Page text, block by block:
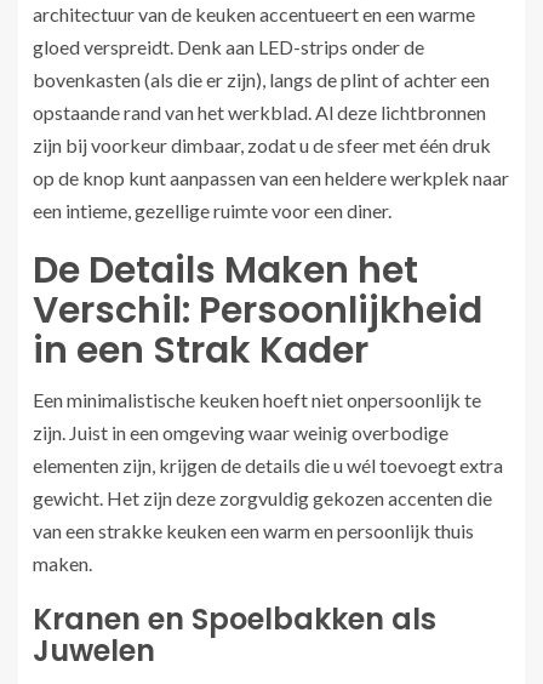
architectuur van de keuken accentueert en een warme
gloed verspreidt. Denk aan LED-strips onder de
bovenkasten (als die er zijn), langs de plint of achter een
opstaande rand van het werkblad. Al deze lichtbronnen
zijn bij voorkeur dimbaar, zodat u de sfeer met één druk
op de knop kunt aanpassen van een heldere werkplek naar
een intieme, gezellige ruimte voor een diner.
De Details Maken het
Verschil: Persoonlijkheid
in een Strak Kader
Een minimalistische keuken hoeft niet onpersoonlijk te
zijn. Juist in een omgeving waar weinig overbodige
elementen zijn, krijgen de details die u wél toevoegt extra
gewicht. Het zijn deze zorgvuldig gekozen accenten die
van een strakke keuken een warm en persoonlijk thuis
maken.
Kranen en Spoelbakken als
Juwelen